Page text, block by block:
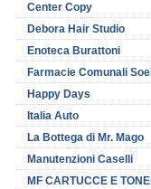
Center Copy
Debora Hair Studio
Enoteca Burattoni
Farmacie Comunali
Happy Days
Italia Auto
La Bottega di Mr. Mago
Manutenzioni Caselli
MF CARTUCCE E